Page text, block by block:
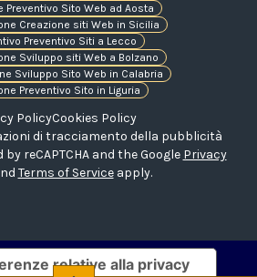
Preventivo Sito Web ad Aosta
Creazione siti Web in Sicilia
Preventivo Siti a Lecco
Sviluppo siti Web a Bolzano
Sviluppo Sito Web in Calabria
Preventivo Sito in Liguria
PolicyCookies Policy
di tracciamento della pubblicità
reCAPTCHA and the Google Privacy
Terms of Serviceapply.
relative alla privacy